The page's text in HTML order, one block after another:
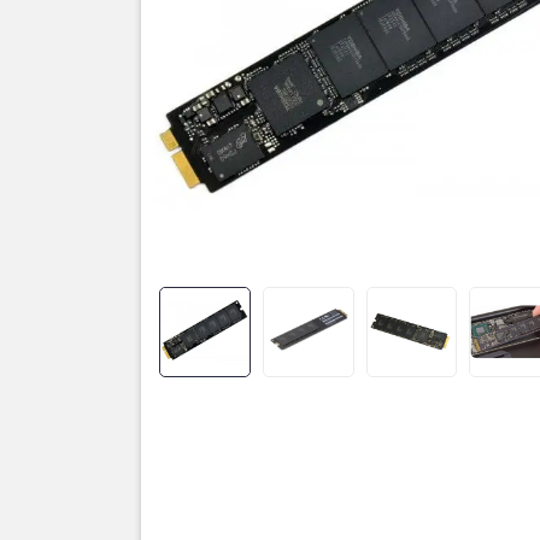
dụng, bảo
cao.Tốc
Dòng ổ
bán
thời gian
hay